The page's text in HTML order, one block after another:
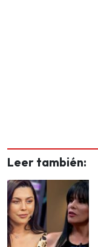
Leer también: